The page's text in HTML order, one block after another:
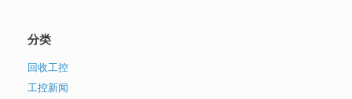
分类
回收工控
工控新闻